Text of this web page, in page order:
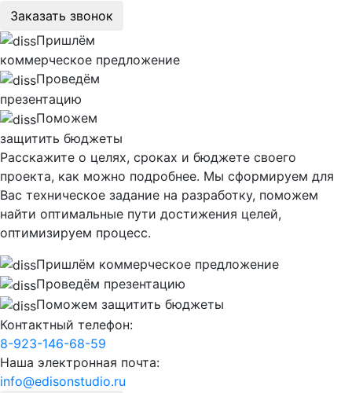
Заказать звонок
Пришлём
коммерческое предложение
Проведём
презентацию
Поможем
защитить бюджеты
Расскажите о целях, сроках и бюджете своего
проекта, как можно подробнее. Мы сформируем для
Вас техническое задание на разработку, поможем
найти оптимальные пути достижения целей,
оптимизируем процесс.
Пришлём коммерческое предложение
Проведём презентацию
Поможем защитить бюджеты
Контактный телефон:
8-923-146-68-59
Наша электронная почта:
info@edisonstudio.ru